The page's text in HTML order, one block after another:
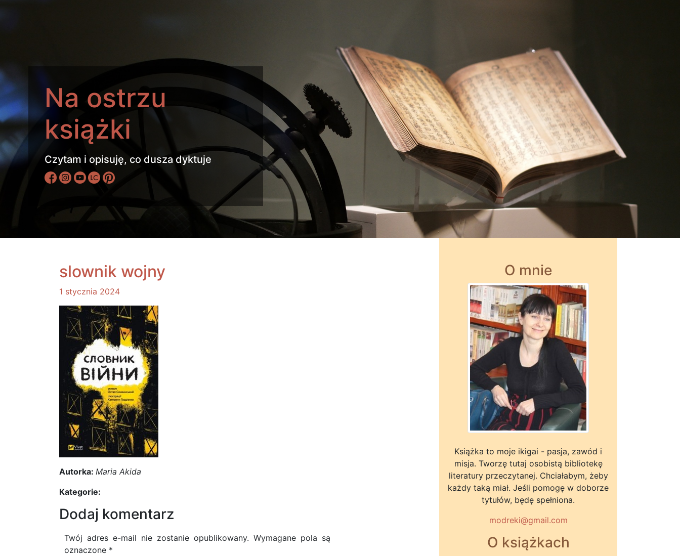
Na ostrzu
książki
Czytam i opisuję, co dusza dyktuje
slownik wojny
1 stycznia 2024
Autorka: Maria Akida
Kategorie:
Dodaj komentarz
Twój adres e-mail nie zostanie opublikowany. Wymagane pola są
oznaczone *
O mnie
Książka to moje ikigai - pasja, zawód i
misja. Tworzę tutaj osobistą bibliotekę
literatury przeczytanej. Chciałabym, żeby
każdy taką miał. Jeśli pomogę w doborze
tytułów, będę spełniona.
modreki@gmail.com
O książkach